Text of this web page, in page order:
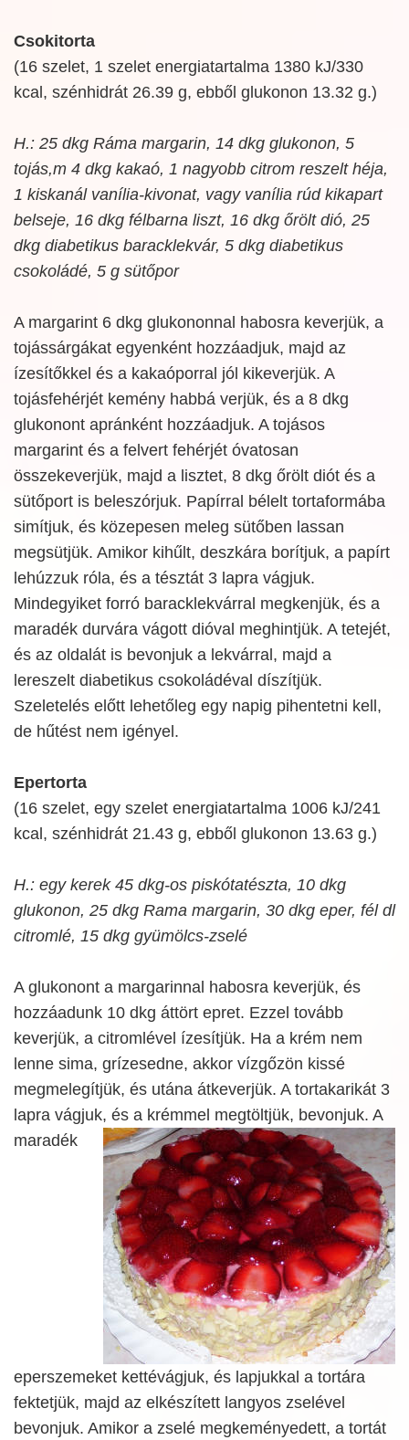
Csokitorta
(16 szelet, 1 szelet energiatartalma 1380 kJ/330
kcal, szénhidrát 26.39 g, ebből glukonon 13.32 g.)
H.: 25 dkg Ráma margarin, 14 dkg glukonon, 5
tojás,m 4 dkg kakaó, 1 nagyobb citrom reszelt héja,
1 kiskanál vanília-kivonat, vagy vanília rúd kikapart
belseje, 16 dkg félbarna liszt, 16 dkg őrölt dió, 25
dkg diabetikus baracklekvár, 5 dkg diabetikus
csokoládé, 5 g sütőpor
A margarint 6 dkg glukononnal habosra keverjük, a
tojássárgákat egyenként hozzáadjuk, majd az
ízesítőkkel és a kakaóporral jól kikeverjük. A
tojásfehérjét kemény habbá verjük, és a 8 dkg
glukonont apránként hozzáadjuk. A tojásos
margarint és a felvert fehérjét óvatosan
összekeverjük, majd a lisztet, 8 dkg őrölt diót és a
sütőport is beleszórjuk. Papírral bélelt tortaformába
simítjuk, és közepesen meleg sütőben lassan
megsütjük. Amikor kihűlt, deszkára borítjuk, a papírt
lehúzzuk róla, és a tésztát 3 lapra vágjuk.
Mindegyiket forró baracklekvárral megkenjük, és a
maradék durvára vágott dióval meghintjük. A tetejét,
és az oldalát is bevonjuk a lekvárral, majd a
lereszelt diabetikus csokoládéval díszítjük.
Szeletelés előtt lehetőleg egy napig pihentetni kell,
de hűtést nem igényel.
Epertorta
(16 szelet, egy szelet energiatartalma 1006 kJ/241
kcal, szénhidrát 21.43 g, ebből glukonon 13.63 g.)
H.: egy kerek 45 dkg-os piskótatészta, 10 dkg
glukonon, 25 dkg Rama margarin, 30 dkg eper, fél dl
citromlé, 15 dkg gyümölcs-zselé
A glukonont a margarinnal habosra keverjük, és
hozzáadunk 10 dkg áttört epret. Ezzel tovább
keverjük, a citromlével ízesítjük. Ha a krém nem
lenne sima, grízesedne, akkor vízgőzön kissé
megmelegítjük, és utána átkeverjük. A tortakarikát 3
lapra vágjuk, és a krémmel megtöltjük, bevonjuk. A
maradék
eperszemeket kettévágjuk, és lapjukkal a tortára
fektetjük, majd az elkészített langyos zselével
bevonjuk. Amikor a zselé megkeményedett, a tortát